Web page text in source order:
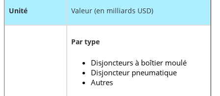
Unité Valeur (en milliards USD)
Par type
Disjoncteurs à boîtier moulé
Disjoncteur pneumatique
Autres